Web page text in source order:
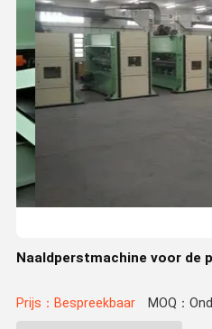
Naaldperstmachine voor de
Prijs：Bespreekbaar MOQ：